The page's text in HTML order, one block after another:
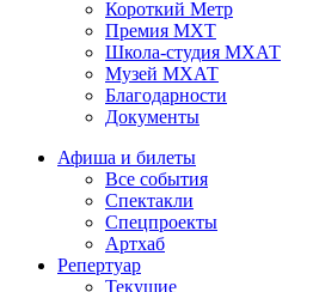
Короткий Метр
Премия МХТ
Школа-студия МХАТ
Музей МХАТ
Благодарности
Документы
Афиша и билеты
Все события
Спектакли
Спецпроекты
Артхаб
Репертуар
Текущие